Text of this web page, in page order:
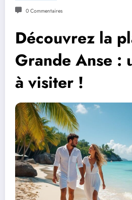
0 Commentaires
Découvrez la
Grande Anse :
à visiter !